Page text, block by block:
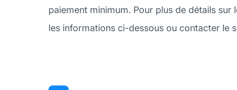
paiement minimum. Pour plus de détails
les informations ci-dessous ou contacter le